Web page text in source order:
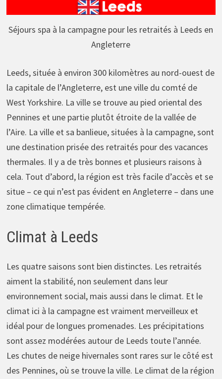
Séjours spa à la campagne pour les retraités à Leeds en
Angleterre
Leeds, située à environ 300 kilomètres au nord-ouest de
la capitale de l’Angleterre, est une ville du comté de
West Yorkshire. La ville se trouve au pied oriental des
Pennines et une partie plutôt étroite de la vallée de
l’Aire. La ville et sa banlieue, situées à la campagne, sont
une destination prisée des retraités pour des vacances
thermales. Il y a de très bonnes et plusieurs raisons à
cela. Tout d’abord, la région est très facile d’accès et se
situe – ce qui n’est pas évident en Angleterre – dans une
zone climatique tempérée.
Climat à Leeds
Les quatre saisons sont bien distinctes. Les retraités
aiment la stabilité, non seulement dans leur
environnement social, mais aussi dans le climat. Et le
climat ici à la campagne est vraiment merveilleux et
idéal pour de longues promenades. Les précipitations
sont assez modérées autour de Leeds toute l’année.
Les chutes de neige hivernales sont rares sur le côté est
des Pennines, où se trouve la ville. Le climat de la région